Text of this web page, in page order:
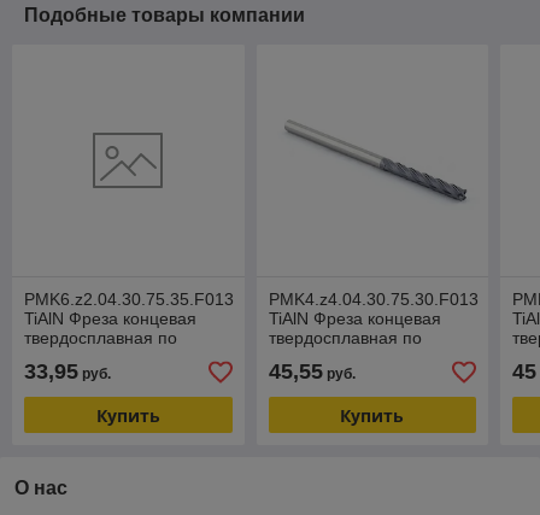
Подобные товары компании
PMK6.z2.04.30.75.35.F013
TiAlN Фреза концевая
твердосплавная по
33,95 руб.
Купить
PMK4.z4.04.30.75.30.F013
TiAlN Фреза концевая
твердосплавная по
45,55руб.
Купить
45
О нас